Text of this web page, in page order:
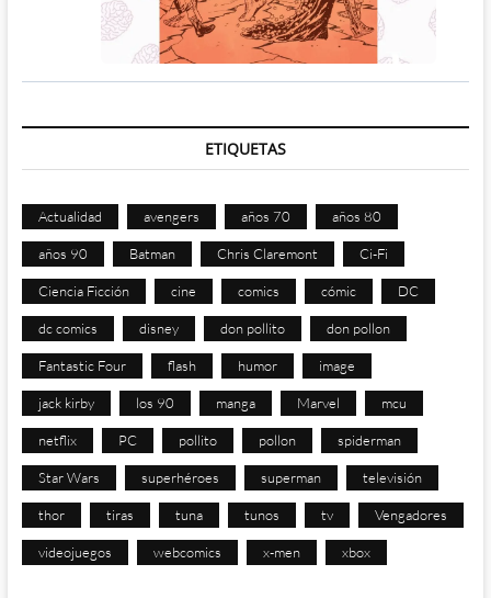
ETIQUETAS
Actualidad avengers años 70 años 80
años 90 Batman Chris Claremont Ci-Fi
Ciencia Ficción cine comics cómic DC
dc comics disney don pollito don pollon
Fantastic Four flash humor image
jack kirby los 90 manga Marvel mcu
netflix PC pollito pollon spiderman
Star Wars superhéroes superman televisión
thor tiras tuna tunos tv Vengadores
videojuegos webcomics x-men xbox